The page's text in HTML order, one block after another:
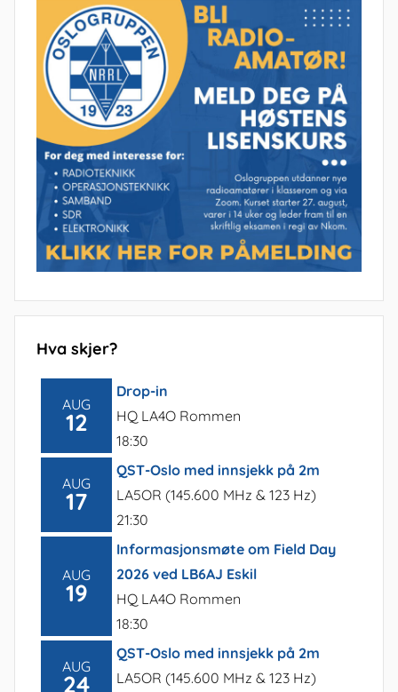
Hva skjer?
AUG
12
Drop-in
HQ LA4O Rommen
18:30
AUG
17
QST-Oslo med innsjekk på 2m
LA5OR (145.600 MHz & 123 Hz)
21:30
AUG
19
Informasjonsmøte om Field Day
2026 ved LB6AJ Eskil
HQ LA4O Rommen
18:30
AUG
24
QST-Oslo med innsjekk på 2m
LA5OR (145.600 MHz & 123 Hz)